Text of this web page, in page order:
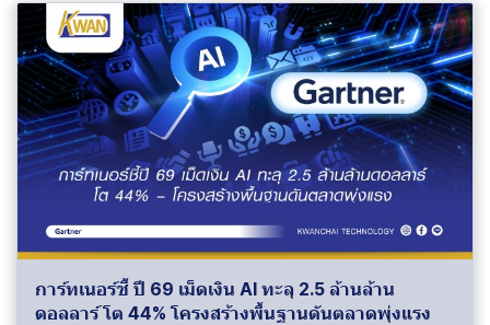
การ์ทเนอร์ชี้ ปี 69 เม็ดเงิน AI ทะลุ 2.5 ล้านล้าน
ดอลลาร์ โต 44% โครงสร้างพื้นฐานดันตลาดพุ่งแรง